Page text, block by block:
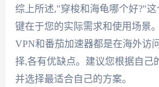
综上所述,"穿梭和海龟哪个好?"
键在于您的实际需求和使用场景
VPN和番茄加速器都是在海外访
择,各有优缺点。建议您根据自己
并选择最适合自己的方案。